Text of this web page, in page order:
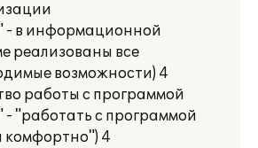
- в информационной
реализованы все
возможности) 4
работы с программой
- "работать с программой
комфортно") 4